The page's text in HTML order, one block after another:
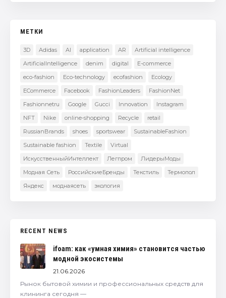
МЕТКИ
3D Adidas AI application AR
Artificial intelligence
ArtificialIntelligence
denim digital
E-commerce
eco-fashion
Eco-technology ecofashion
Ecology
ECommerce
Facebook FashionLeaders
FashionNet
Fashionnetru
Google Gucci Innovation
Instagram
NFT
Nike online-shopping Recycle
retail
RussianBrands
shoes sportswear
SustainableFashion
Sustainable fashion
Textile
Virtual
ИскусственныйИнтеллект
Легпром
ЛидерыМоды
Модная Сеть
РоссийскиеБренды Текстиль
Термопол
Яндекс
моднаясеть экология
RECENT NEWS
ifoam: как «умная химия» становится частью
модной экосистемы
21.06.2026
Рынок бытовой химии и профессиональных средств для
клининга сегодня —